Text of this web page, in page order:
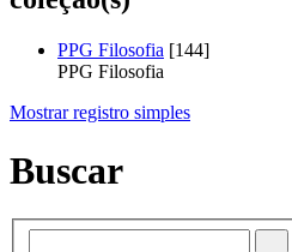
PPG Filosofia [144]
PPG Filosofia
Mostrar registro simples
Buscar